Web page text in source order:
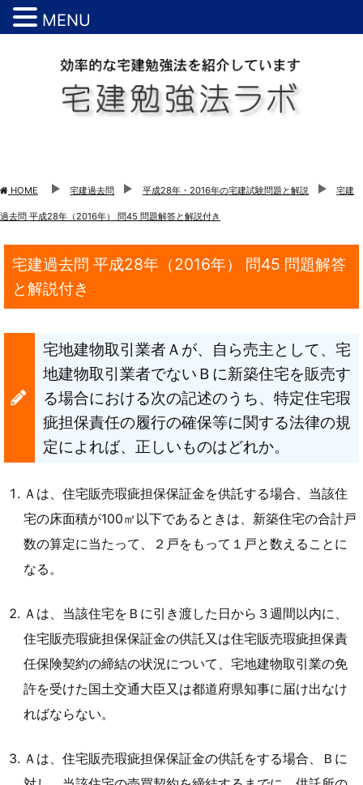
HOME 宅建過去問 平成28年・2016年の宅建試験問題と解説 宅建
過去問 平成28年（2016年） 問45 問題解答と解説付き
宅建過去問 平成28年（2016年） 問45 問題解答
と解説付き
宅地建物取引業者Ａが、自ら売主として、宅
地建物取引業者でないＢに新築住宅を販売す
る場合における次の記述のうち、特定住宅瑕
疵担保責任の履行の確保等に関する法律の規
定によれば、正しいものはどれか。
Ａは、住宅販売瑕疵担保保証金を供託する場合、当該住
宅の床面積が100㎡以下であるときは、新築住宅の合計戸
数の算定に当たって、２戸をもって１戸と数えることに
なる。
Ａは、当該住宅をＢに引き渡した日から３週間以内に、
住宅販売瑕疵担保保証金の供託又は住宅販売瑕疵担保責
任保険契約の締結の状況について、宅地建物取引業の免
許を受けた国土交通大臣又は都道府県知事に届け出なけ
ればならない。
Ａは、住宅販売瑕疵担保保証金の供託をする場合、Ｂに
MENU